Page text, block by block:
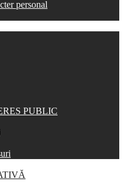
personal
PUBLIC